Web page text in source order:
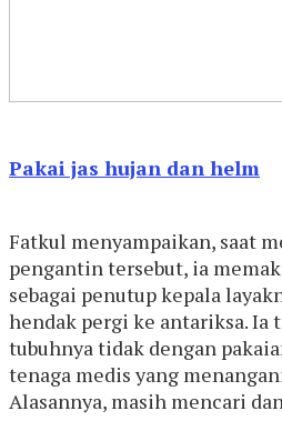
Pakai jas hujan dan helm
Fatkul menyampaikan, saat
pengantin tersebut, ia
sebagai penutup kepala
hendak pergi ke antariksa. Ia
tubuhnya tidak dengan
tenaga medis yang
Alasannya, masih mencari